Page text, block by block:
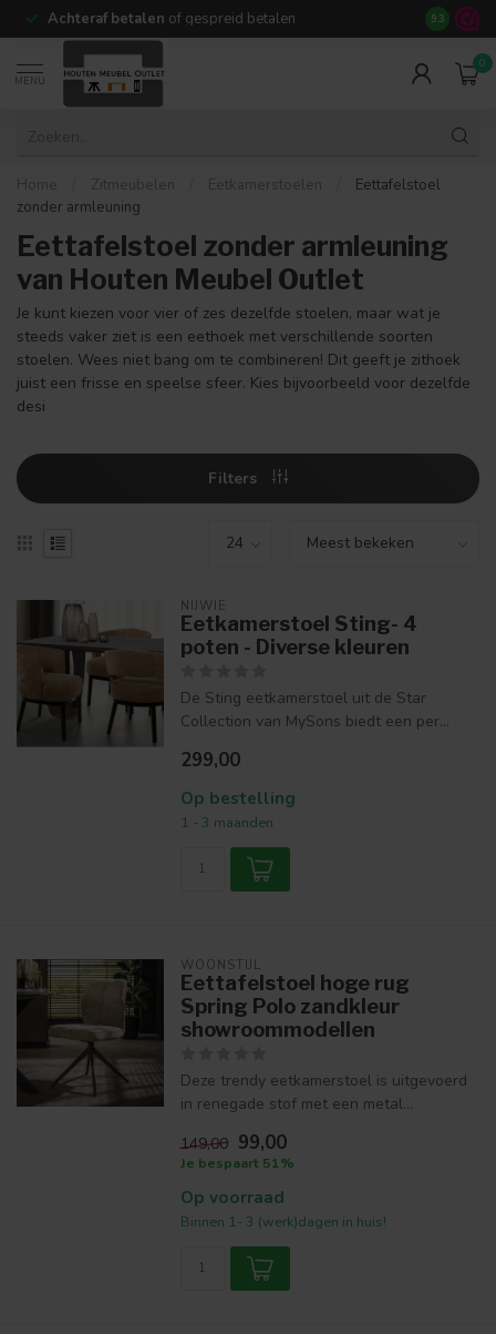
Achteraf betalen of gespreid betalen 14 dagen
9.3
MENU
0
Home Zitmeubelen Eetkamerstoelen
Eettafelstoel
zonder armleuning
Eettafelstoel zonder armleuning
van Houten Meubel Outlet
Je kunt kiezen voor vier of zes dezelfde stoelen, maar wat je
steeds vaker ziet is een eethoek met verschillende soorten
stoelen. Wees niet bang om te combineren! Dit geeft je zithoek
juist een frisse en speelse sfeer. Kies bijvoorbeeld voor dezelfde
desi
Filters
NIJWIE
Eetkamerstoel Sting- 4
poten - Diverse kleuren
De Sting eetkamerstoel uit de Star
Collection van MySons biedt een per...
299,00
Op bestelling
1 - 3 maanden
WOONSTIJL
Eettafelstoel hoge rug
Spring Polo zandkleur
showroommodellen
Deze trendy eetkamerstoel is uitgevoerd
in renegade stof met een metal...
149,00 99,00
Je bespaart 51%
Op voorraad
Binnen 1- 3 (werk)dagen in huis!